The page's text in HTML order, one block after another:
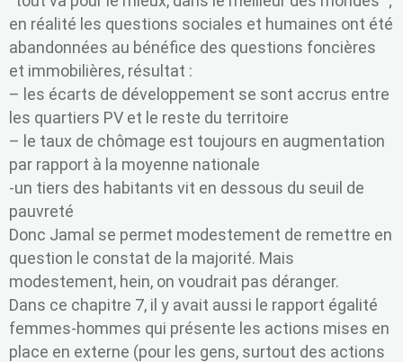
en réalité les questions sociales et humaines ont été
abandonnées au bénéfice des questions foncières
et immobilières, résultat :
– les écarts de développement se sont accrus entre
les quartiers PV et le reste du territoire
– le taux de chômage est toujours en augmentation
par rapport à la moyenne nationale
-un tiers des habitants vit en dessous du seuil de
pauvreté
Donc Jamal se permet modestement de remettre en
question le constat de la majorité. Mais
modestement, hein, on voudrait pas déranger.
Dans ce chapitre 7, il y avait aussi le rapport égalité
femmes-hommes qui présente les actions mises en
place en externe (pour les gens, surtout des actions